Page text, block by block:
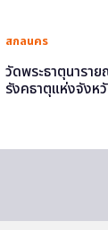
สกลนคร
วัดพระธาตุนารา
รังคธาตุแห่งจังห